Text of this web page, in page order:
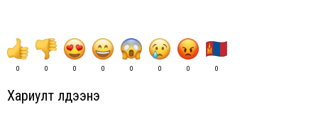
0 0 0 0 0 0 0 0
Хариулт үлдээнэ үү